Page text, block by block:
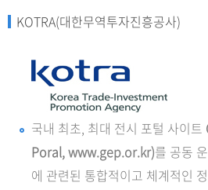
KOTRA(대한무역투자진흥공사)
국내 최초, 최대 전시 포털 사이트
Poral,www.gep.or.kr)를 공동
에 관련된 통합적이고 체계적인